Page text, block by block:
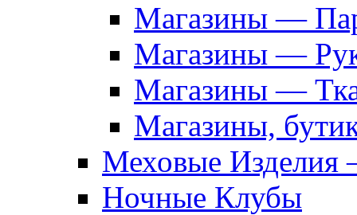
Магазины —
Магазины —
Магазины —
Магазины,
Меховые Изделия
Ночные Клубы